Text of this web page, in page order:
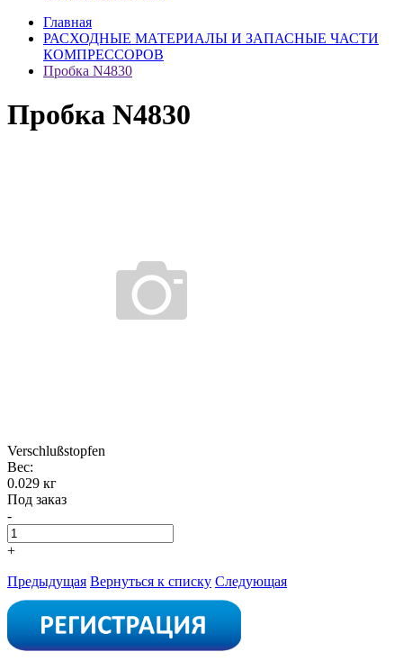
Главная
РАСХОДНЫЕ МАТЕРИАЛЫ И ЗАПАСНЫЕ ЧАСТИ
КОМПРЕССОРОВ
Пробка N4830
Пробка N4830
Verschlußstopfen
Вес:
0.029 кг
Под заказ
-
+
Предыдущая Вернуться к списку Следующая